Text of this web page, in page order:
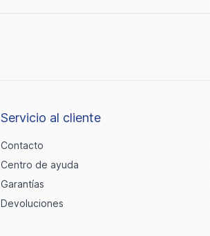
Servicio al cliente
Contacto
Centro de ayuda
Garantías
Devoluciones